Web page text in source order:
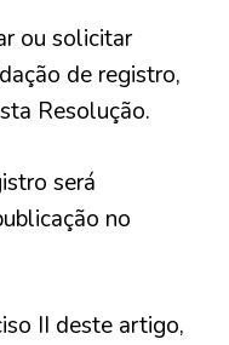
ou solicitar
de registro,
Resolução.
será
no
II deste artigo,